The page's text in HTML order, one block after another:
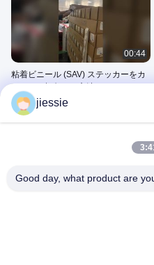
00:44
粘着ビニール (SAV) ステッカーをカ
ットして梱包する方法
April 13, 2026
00:06
jiessie
Good day, what product are